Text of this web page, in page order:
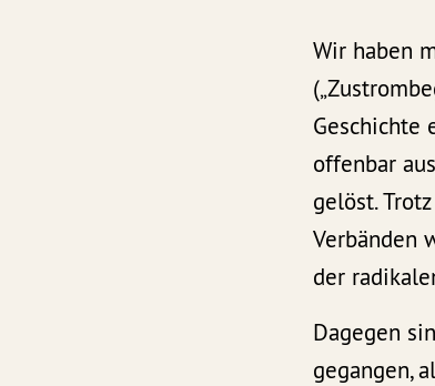
Wir haben
Geschichte
offenbar
gelöst.
Verbänden
der
Dagegen
gegangen,